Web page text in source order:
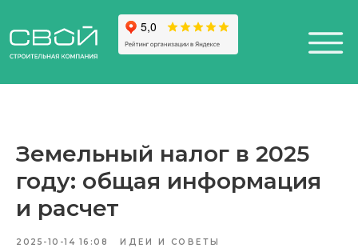
200-25-57
Санкт-Петербург,
District DAA
200-25-57
Земельный налог в 2025
году: общая информация
и расчет
2025-10-14 16:08 ИДЕИ И СОВЕТЫ